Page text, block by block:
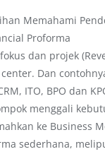
Memahami
Proforma
dan projek
Dan
ITO, BPO dan
menggali
ke Business
sederhana,